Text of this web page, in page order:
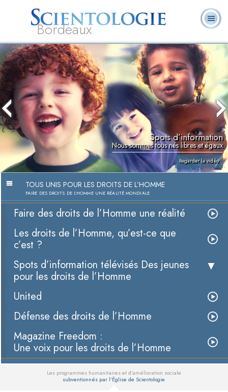
Bordeaux
L. Ron Hubbard
Qu’est-ce que la
Scientologie ?
Ministres
volontaires
Foire aux
questions
Livres
en
Spots d’information
Nous sommes tous nés libres et égaux
Regarder la vidéo
TOUS UNIS POUR LES DROITS DE L’HOMME
FAIRE DES DROITS DE L’HOMME UNE RÉALITÉ MONDIALE
Faire des droits de l’Homme une réalité
Les droits de l’Homme, qu’est-ce que
c’est ?
Spots d’information télévisés Des jeunes
pour les droits de l’Homme
United
Défense des droits de l’Homme
Magazine Freedom :
Une voix pour les droits de l’Homme
Les programmes humanitaires et d’amélioration sociale
subventionnés par l’Église de Scientologie